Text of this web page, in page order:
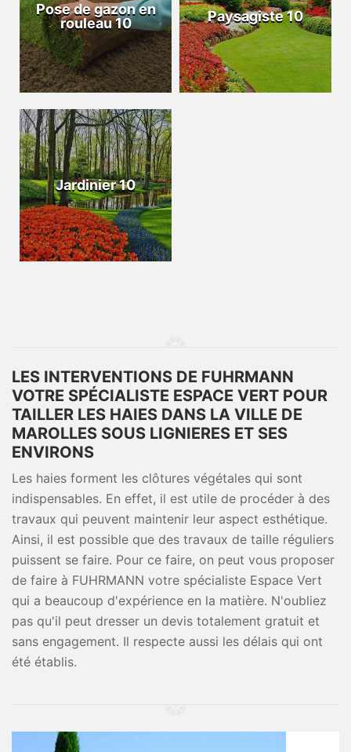
Pose de gazon en
rouleau 10
Paysagiste 10
Jardinier 10
LES INTERVENTIONS DE FUHRMANN
VOTRE SPÉCIALISTE ESPACE VERT POUR
TAILLER LES HAIES DANS LA VILLE DE
MAROLLES SOUS LIGNIERES ET SES
ENVIRONS
Les haies forment les clôtures végétales qui sont
indispensables. En effet, il est utile de procéder à des
travaux qui peuvent maintenir leur aspect esthétique.
Ainsi, il est possible que des travaux de taille réguliers
puissent se faire. Pour ce faire, on peut vous proposer
de faire à FUHRMANN votre spécialiste Espace Vert
qui a beaucoup d'expérience en la matière. N'oubliez
pas qu'il peut dresser un devis totalement gratuit et
sans engagement. Il respecte aussi les délais qui ont
été établis.